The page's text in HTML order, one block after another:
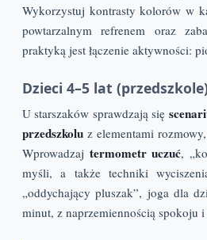
Wykorzystuj kontrasty kolorów w
powtarzalnym refrenem oraz
praktyką jest łączenie aktywności:
Dzieci 4–5 lat
U starszaków sprawdzają się
przedszkolu z elementami
Wprowadzaj termometr uczuć,
myśli, a także techniki
„oddychający pluszak”, joga dla
minut, z naprzemiennością spokoju